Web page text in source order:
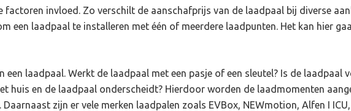
factoren invloed. Zo verschilt de aanschafprijs van de laadpaal bij diverse
een laadpaal te installeren met één of meerdere laadpunten. Het kan hier
laadpaal. Werkt de laadpaal met een pasje of een sleutel? Is de laadpaal
huis en de laadpaal onderscheidt? Hierdoor worden de laadmomenten
zijn er vele merken laadpalen zoals EVBox, NEWmotion, Alfen I ICU,